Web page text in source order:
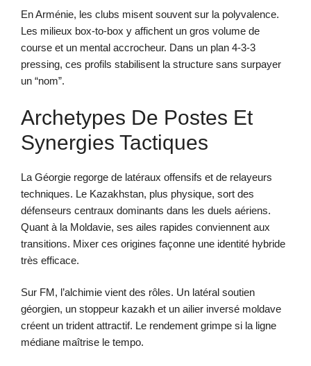
En Arménie, les clubs misent souvent sur la polyvalence.
Les milieux box-to-box y affichent un gros volume de
course et un mental accrocheur. Dans un plan 4-3-3
pressing, ces profils stabilisent la structure sans surpayer
un “nom”.
Archetypes De Postes Et
Synergies Tactiques
La Géorgie regorge de latéraux offensifs et de relayeurs
techniques. Le Kazakhstan, plus physique, sort des
défenseurs centraux dominants dans les duels aériens.
Quant à la Moldavie, ses ailes rapides conviennent aux
transitions. Mixer ces origines façonne une identité hybride
très efficace.
Sur FM, l’alchimie vient des rôles. Un latéral soutien
géorgien, un stoppeur kazakh et un ailier inversé moldave
créent un trident attractif. Le rendement grimpe si la ligne
médiane maîtrise le tempo.